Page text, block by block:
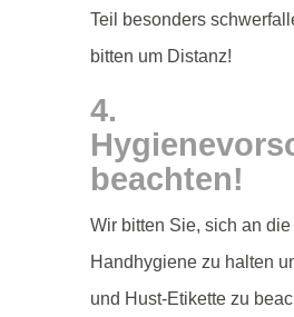
Teil besonders
bitten um Distanz!
4.
beachten!
Wir bitten Sie, sich an
Handhygiene zu halten
und Hust-Etikette zu